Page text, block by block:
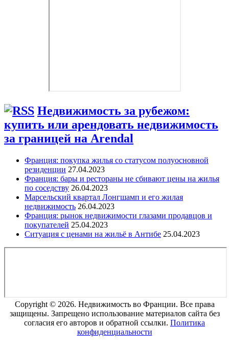
Недвижимость за рубежом:
купить или арендовать недвижимость
за границей на Arendal
Франция: покупка жилья со статусом полуосновной
резиденции 27.04.2023
Франция: бары и рестораны не сбивают цены на жилья
по соседству 26.04.2023
Марсельский квартал Лонгшамп и его жилая
недвижимость 26.04.2023
Франция: рынок недвижимости глазами продавцов и
покупателей 25.04.2023
Ситуация с ценами на жильё в Антибе 25.04.2023
Copyright © 2026. Недвижимость во Франции. Все права
защищены. Запрещено использование материалов сайта без
согласия его авторов и обратной ссылки. Политика
конфиденциальности